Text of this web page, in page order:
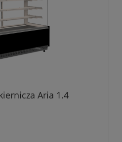
Aria 1.4